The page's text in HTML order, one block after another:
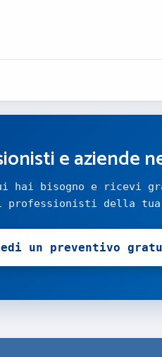
e aziende
hai bisogno e ricevi
professionisti della tua
un preventivo